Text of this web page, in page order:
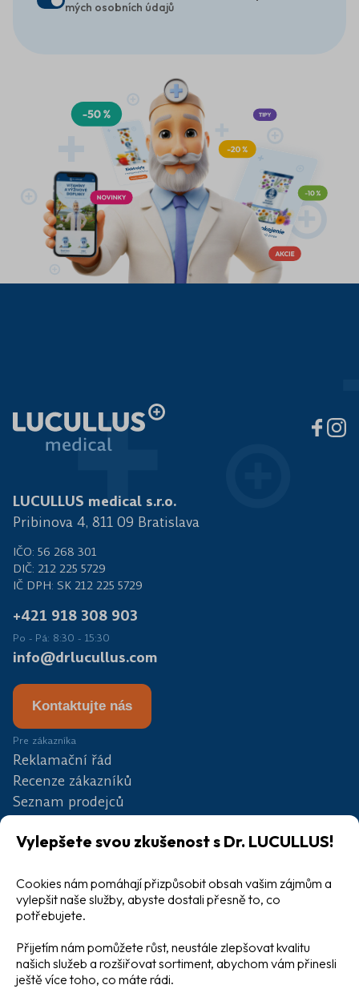
mých osobních údajů
LUCULLUS medical s.r.o.
Pribinova 4, 811 09 Bratislava
IČO: 56 268 301
DIČ: 212 225 5729
IČ DPH: SK 212 225 5729
+421 918 308 903
Po - Pá: 8:30 - 15:30
info@drlucullus.com
Kontaktujte nás
Pre zákazníka
Reklamační řád
Recenze zákazníků
Seznam prodejců
Soutěž
Velkoobchod
Vylepšete svou zkušenost s Dr. LUCULLUS!
Cookies nám pomáhají přizpůsobit obsah vašim zájmům a
vylepšit naše služby, abyste dostali přesně to, co
potřebujete.
Přijetím nám pomůžete růst, neustále zlepšovat kvalitu
našich služeb a rozšiřovat sortiment, abychom vám přinesli
ještě více toho, co máte rádi.